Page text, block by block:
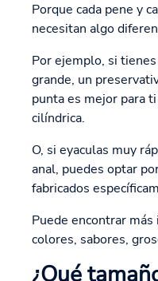
Porque cada pene y
necesitan algo
Por ejemplo, si
grande, un
punta es mejor para
cilíndrica.
O, si eyaculas muy
anal, puedes optar
fabricados
Puede encontrar
colores, sabores,
¿Qué